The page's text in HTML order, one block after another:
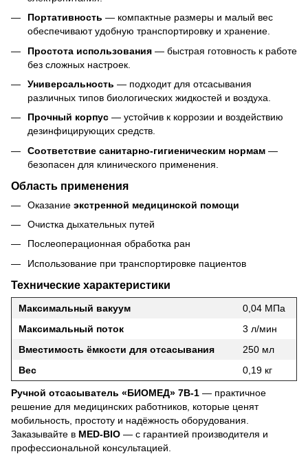
Портативность — компактные размеры и малый вес
обеспечивают удобную транспортировку и хранение.
Простота использования — быстрая готовность к работе
без сложных настроек.
Универсальность — подходит для отсасывания
различных типов биологических жидкостей и воздуха.
Прочный корпус — устойчив к коррозии и воздействию
дезинфицирующих средств.
Соответствие санитарно-гигиеническим нормам —
безопасен для клинического применения.
Область применения
Оказание экстренной медицинской помощи
Очистка дыхательных путей
Послеоперационная обработка ран
Использование при транспортировке пациентов
Технические характеристики
Максимальный вакуум
0,04 МПа
Максимальный поток
3 л/мин
Вместимость ёмкости для отсасывания
250 мл
Вес
0,19 кг
Ручной отсасыватель «БИОМЕД» 7В-1 — практичное
решение для медицинских работников, которые ценят
мобильность, простоту и надёжность оборудования.
Заказывайте в MED-BIO — с гарантией производителя и
профессиональной консультацией.